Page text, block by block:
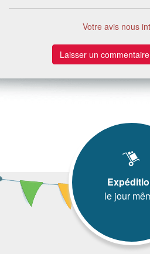
Votre avis nous
Laisser un
le jour